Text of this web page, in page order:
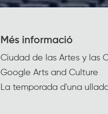
Més informació
Ciudad de las Artes y las
Google Arts and Culture
La temporada d'una